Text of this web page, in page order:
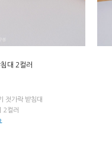
대 2컬러
젓가락 받침대
2컬러